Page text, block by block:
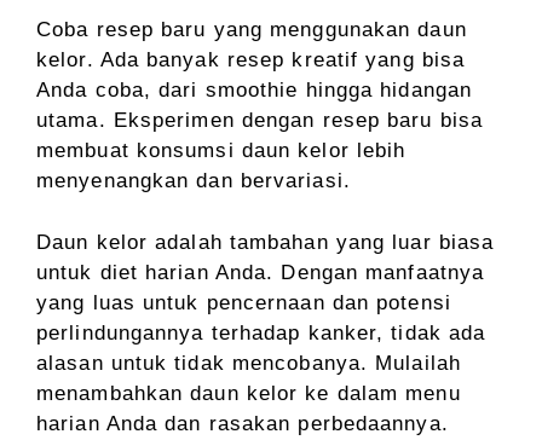
Coba resep baru yang menggunakan daun
kelor. Ada banyak resep kreatif yang bisa
Anda coba, dari smoothie hingga hidangan
utama. Eksperimen dengan resep baru bisa
membuat konsumsi daun kelor lebih
menyenangkan dan bervariasi.
Daun kelor adalah tambahan yang luar biasa
untuk diet harian Anda. Dengan manfaatnya
yang luas untuk pencernaan dan potensi
perlindungannya terhadap kanker, tidak ada
alasan untuk tidak mencobanya. Mulailah
menambahkan daun kelor ke dalam menu
harian Anda dan rasakan perbedaannya.